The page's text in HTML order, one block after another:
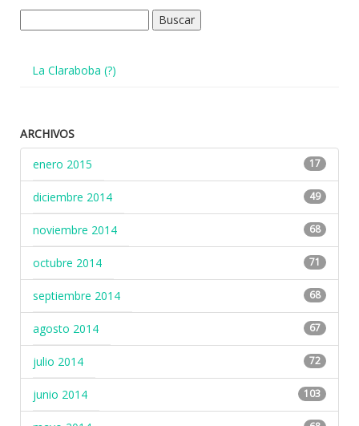
La Claraboba (?)
ARCHIVOS
enero 2015
17
diciembre 2014 49
noviembre 2014 68
octubre 2014 71
septiembre 2014 68
agosto 2014 67
julio 2014 72
junio 2014 103